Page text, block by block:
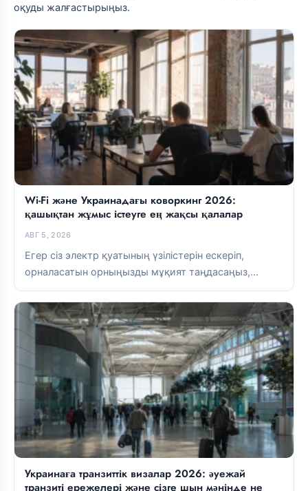
оқуды жалғастырыңыз.
Wi-Fi және Украинадағы коворкинг 2026:
қашықтан жұмыс істеуге ең жақсы қалалар
АВГ 5, 2026
Егер сіз электр қуатының үзілістерін ескеріп,
орналасатын орныңызды мұқият таңдасаңыз,
Украинада қашықтан жұмыс істей аласыз. Lviv пен
Kyiv-та...
Украинаға транзиттік визалар 2026: әуежай
транзиті ережелері және сізге шын мәнінде не